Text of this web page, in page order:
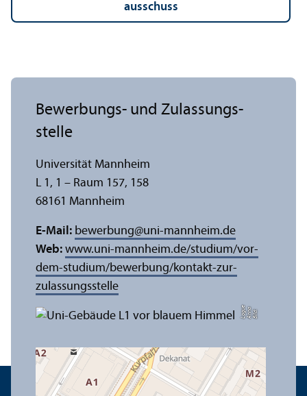
ausschuss
Bil
d:
A
n
n
aL
o
g
u
e
Bewerbungs- und Zulassungs­
stelle
Universität Mannheim
L 1, 1 – Raum 157, 158
68161 Mannheim
E-Mail: bewerbung@uni-mannheim.de
Web: www.uni-mannheim.de/studium/vor-
dem-studium/bewerbung/kontakt-zur-
zulassungs­stelle